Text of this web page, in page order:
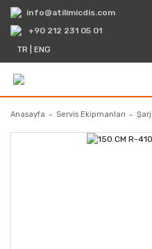
info@atilimicdis.com
+90 212 231 05 01
TR
ENG
Anasayfa Servis Ekipmanları